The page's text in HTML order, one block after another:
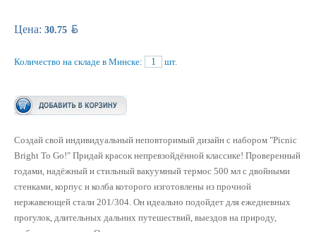
Цена: 30.75 BYN
Количество на складе в Минске: 1 шт.
Создай свой индивидуальный неповторимый дизайн с набором "Picnic
Bright To Go!" Придай красок непревзойдённой классике! Проверенный
годами, надёжный и стильный вакуумный термос 500 мл с двойными
стенками, корпус и колба которого изготовлены из прочной
нержавеющей стали 201/304. Он идеально подойдет для ежедневных
прогулок, длительных дальних путешествий, выездов на природу,